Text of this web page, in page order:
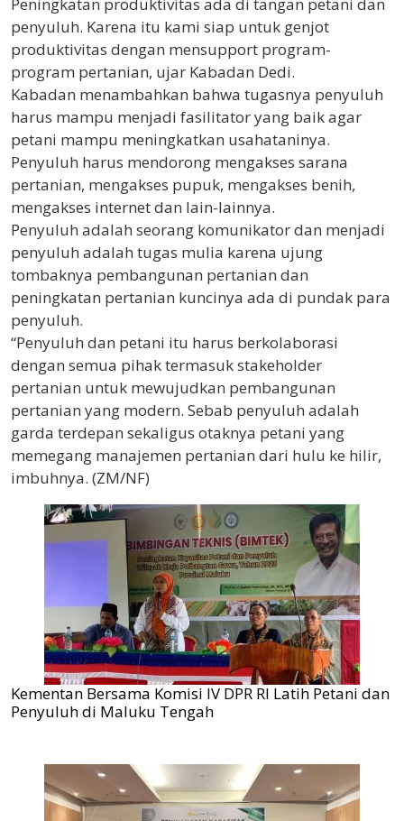
penyuluh. Karena itu kami siap untuk genjot
produktivitas dengan mensupport program-
program pertanian, ujar Kabadan Dedi.
Kabadan menambahkan bahwa tugasnya penyuluh
harus mampu menjadi fasilitator yang baik agar
petani mampu meningkatkan usahataninya.
Penyuluh harus mendorong mengakses sarana
pertanian, mengakses pupuk, mengakses benih,
mengakses internet dan lain-lainnya.
Penyuluh adalah seorang komunikator dan menjadi
penyuluh adalah tugas mulia karena ujung
tombaknya pembangunan pertanian dan
peningkatan pertanian kuncinya ada di pundak para
penyuluh.
“Penyuluh dan petani itu harus berkolaborasi
dengan semua pihak termasuk stakeholder
pertanian untuk mewujudkan pembangunan
pertanian yang modern. Sebab penyuluh adalah
garda terdepan sekaligus otaknya petani yang
memegang manajemen pertanian dari hulu ke hilir,
imbuhnya. (ZM/NF)
Kementan Bersama Komisi IV DPR RI Latih Petani dan
Penyuluh di Maluku Tengah